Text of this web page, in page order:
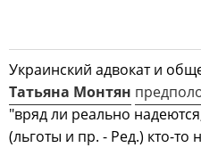
Украинский адвокат и
Татьяна Монтян
"вряд ли реально
(льготы и пр. - Ред.) кто-то